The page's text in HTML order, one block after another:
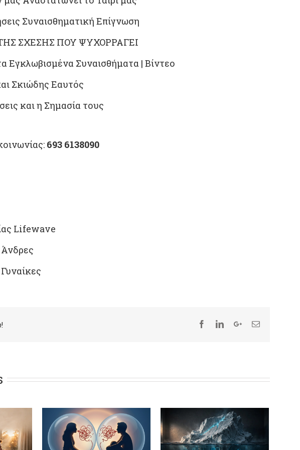
Συναισθηματική Επίγνωση
ΣΧΕΣΗΣ ΠΟΥ ΨΥΧΟΡΡΑΓΕΙ
Εγκλωβισμένα Συναισθήματα | Βίντεο
Σκιώδης Εαυτός
και η Σημασία τους
693 6138090
Lifewave
Γιατί νιώθουμε μόνοι ενώ
είμαστε σε σχέση;